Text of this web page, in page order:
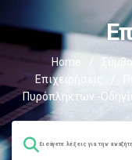
Home
Επιχειρήσεις
Πυρόπληκτων -